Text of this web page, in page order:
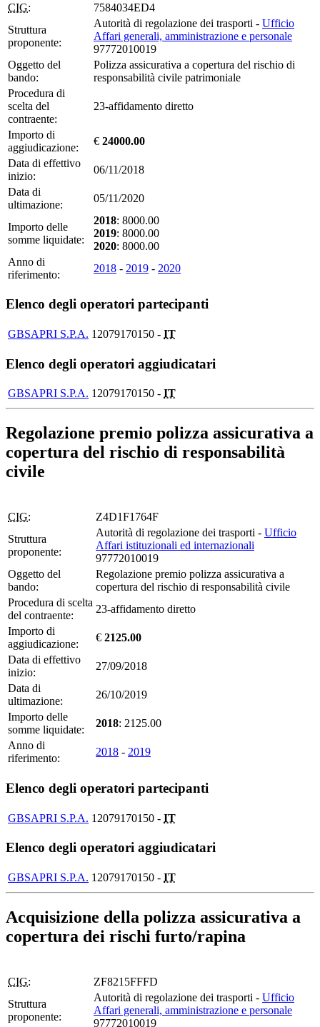
CIG:
7584034ED4
Struttura
proponente:
Autorità di regolazione dei trasporti - Ufficio
Affari generali, amministrazione e personale
97772010019
Oggetto del
bando:
Polizza assicurativa a copertura del rischio di
responsabilità civile patrimoniale
Procedura di
scelta del
contraente:
23-affidamento diretto
Importo di
aggiudicazione:
€ 24000.00
Data di effettivo
inizio:
06/11/2018
Data di
ultimazione:
05/11/2020
Importo delle
somme liquidate:
2018: 8000.00
2019: 8000.00
2020: 8000.00
Anno di
riferimento:
2018 - 2019 - 2020
Elenco degli operatori partecipanti
GBSAPRI S.P.A. 12079170150 - IT
Elenco degli operatori aggiudicatari
GBSAPRI S.P.A. 12079170150 - IT
Regolazione premio polizza assicurativa a
copertura del rischio di responsabilità
civile
CIG:
Z4D1F1764F
Struttura
proponente:
Autorità di regolazione dei trasporti - Ufficio
Affari istituzionali ed internazionali
97772010019
Oggetto del
bando:
Regolazione premio polizza assicurativa a
copertura del rischio di responsabilità civile
Procedura di scelta
del contraente:
23-affidamento diretto
Importo di
aggiudicazione:
€ 2125.00
Data di effettivo
inizio:
27/09/2018
Data di
ultimazione:
26/10/2019
Importo delle
somme liquidate:
2018: 2125.00
Anno di
riferimento:
2018 - 2019
Elenco degli operatori partecipanti
GBSAPRI S.P.A. 12079170150 - IT
Elenco degli operatori aggiudicatari
GBSAPRI S.P.A. 12079170150 - IT
Acquisizione della polizza assicurativa a
copertura dei rischi furto/rapina
CIG:
ZF8215FFFD
Struttura
proponente:
Autorità di regolazione dei trasporti - Ufficio
Affari generali, amministrazione e personale
97772010019